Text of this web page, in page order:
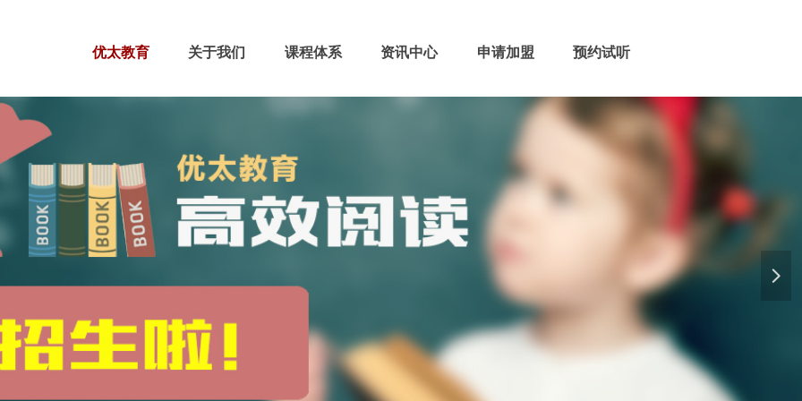
넲
优太教育 关于我们 课程体系 资讯中心 申请加盟 预约试听